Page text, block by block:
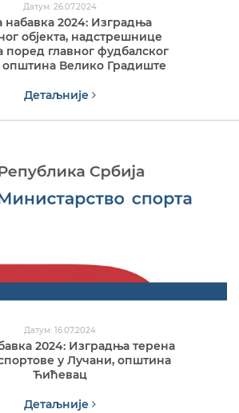
Датум: 26.07.2024
набавка 2024: Изградња
објекта, надстрешнице
поред главног фудбалског
општина Велико Градиште
Детаљније
Датум: 16.07.2024
2024: Изградња терена
у Лучани, општина
Ћићевац
Детаљније